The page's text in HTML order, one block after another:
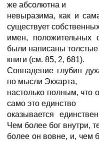
же абсолютна и
невыразима, как и
существует
имен, положительных
были написаны толстые
книги (см. 85, 2, 681).
Совпадение глубин
по мысли Экхарта,
настолько полным, что
само это единство
оказывается
Чем более бог внутри,
более он вовне, и, чем